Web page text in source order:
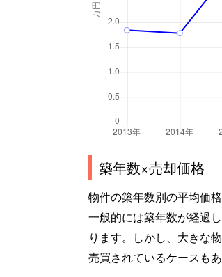
築年数×売却価格
物件の築年数別の平均価
一般的には築年数が経過
ります。しかし、大きな
売買されているケースもあ